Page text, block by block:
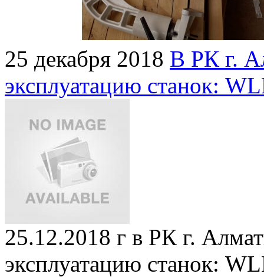
25 декабря 2018 В РК г.
эксплуатацию станок:
25.12.2018 г в РК г.
эксплуатацию станок: